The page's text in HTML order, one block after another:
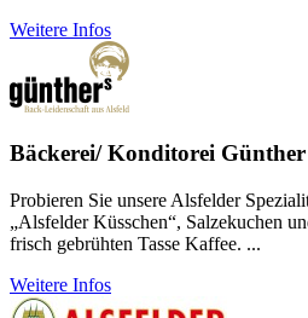
Weitere Infos
Bäckerei/ Konditorei Günther
Probieren Sie unsere Alsfelder
„Alsfelder Küsschen“, Salzekuchen
frisch gebrühten Tasse Kaffee. ...
Weitere Infos